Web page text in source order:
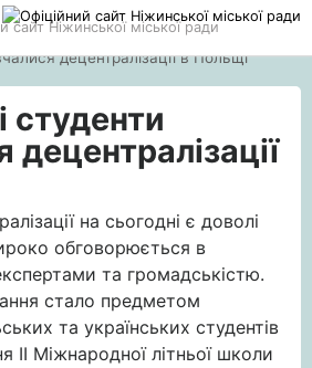
сайт Ніжинської міської ради
децентралізації в Польщі
студенти
децентралізації
на сьогодні є доволі
обговорюється в
та громадськістю.
стало предметом
та українських студентів
ІІ Міжнародної літньої школи